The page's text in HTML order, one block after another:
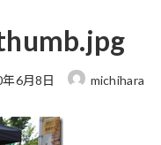
6月8日 michihara